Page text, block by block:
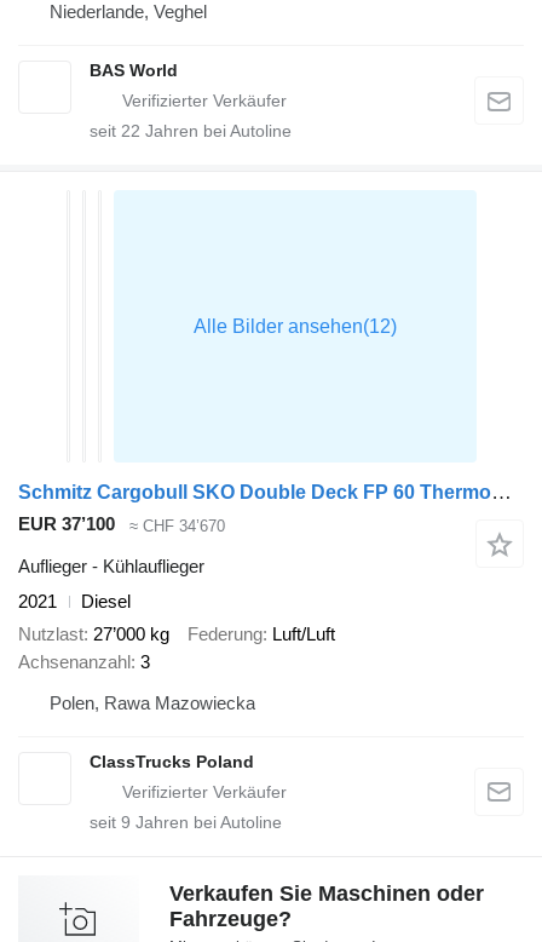
Niederlande, Veghel
BAS World
seit 22 Jahren bei Autoline
Schmitz Cargobull SKO Double Deck FP 60 ThermoKing SLXi 300
EUR 37’100 ≈ CHF 34’670
Auflieger - Kühlauflieger
2021
Diesel
Nutzlast 27’000 kg Federung Luft/Luft
Achsenanzahl 3
Polen, Rawa Mazowiecka
ClassTrucks Poland
seit 9 Jahren bei Autoline
Verkaufen Sie Maschinen oder
Fahrzeuge?